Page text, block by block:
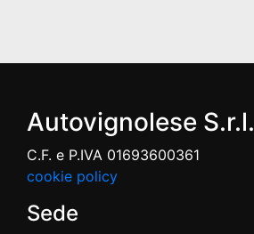
Autovignolese S.r.l.
C.F. e P.IVA 01693600361
cookie policy
Sede